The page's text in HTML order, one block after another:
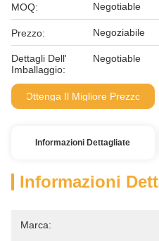
MOQ: Negotiable
Prezzo: Negoziabile
Dettagli Dell'
Imballaggio:
Negotiable
Ottenga Il Migliore Prezzo
Informazioni Dettagliate
Informazioni
Marca: